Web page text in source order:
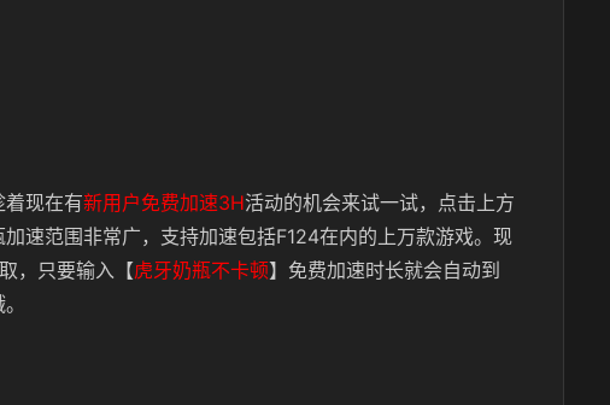
现在有新用户免费加速3H活动的机会来试一试，点击上方
速范围非常广，支持加速包括F124在内的上万款游戏。现
，只要输入 【虎牙奶瓶不卡顿】 免费加速时长就会自动到